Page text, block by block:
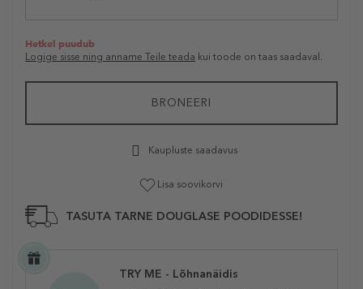
Hetkel puudub
Logige sisse ning anname Teile teada kui toode on taas saadaval.
BRONEERI
Kaupluste saadavus
Lisa soovikorvi
TASUTA TARNE DOUGLASE POODIDESSE!
TRY ME - Lõhnanäidis